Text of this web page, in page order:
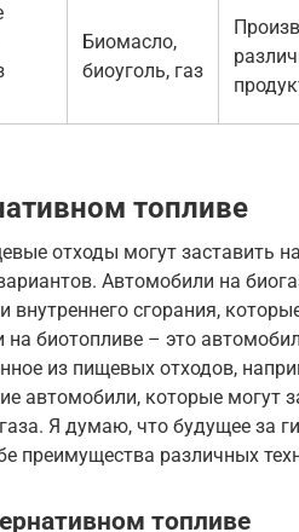
Биомасло,
биоуголь, газ
топливе
отходы могут заставить
Автомобили на
сгорания,
биотопливе – это
из пищевых отходов,
автомобили, которые могут
Я думаю, что будущее за
преимущества различных
топливе